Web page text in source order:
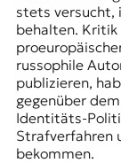
stets versucht,
behalten. Kritik
russophile
publizieren,
gegenüber
Identitäts-
Strafverfahren
bekommen.